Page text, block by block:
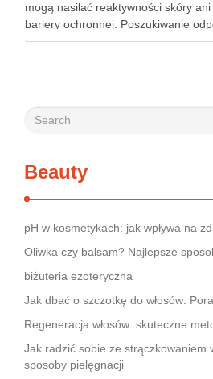
mogą nasilać reaktywności skóry
bariery ochronnej. Poszukiwanie
bywa dla wielu pacjentów procesem
Beauty
pH w kosmetykach: jak wpływa na
Oliwka czy balsam? Najlepsze
biżuteria ezoteryczna
Jak dbać o szczotkę do włosów:
Regeneracja włosów: skuteczne
Jak radzić sobie ze strączkowaniem
sposoby pielęgnacji